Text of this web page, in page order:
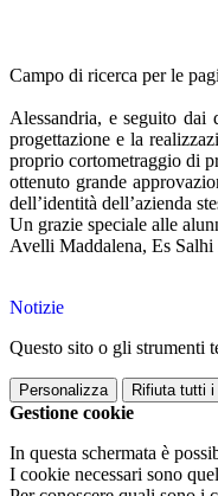
Campo di ricerca per le
Alessandria, e seguito dai
progettazione e la
proprio cortometraggio di
ottenuto grande
dell’identità dell’azienda
Un grazie speciale alle
Avelli Maddalena, Es
Notizie
Questo sito o gli strumenti
Personalizza Rifiuta tutti i
Gestione cookie
In questa schermata è
I cookie necessari sono